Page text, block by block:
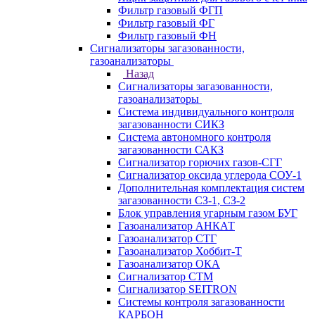
Фильтр газовый ФГП
Фильтр газовый ФГ
Фильтр газовый ФН
Сигнализаторы загазованности,
газоанализаторы
Назад
Сигнализаторы загазованности,
газоанализаторы
Система индивидуального контроля
загазованности СИКЗ
Система автономного контроля
загазованности САКЗ
Сигнализатор горючих газов-СГГ
Сигнализатор оксида углерода СОУ-1
Дополнительная комплектация систем
загазованности СЗ-1, СЗ-2
Блок управления угарным газом БУГ
Газоанализатор АНКАТ
Газоанализатор СТГ
Газоанализатор Хоббит-Т
Газоанализатор ОКА
Сигнализатор СТМ
Сигнализатор SEITRON
Системы контроля загазованности
КАРБОН